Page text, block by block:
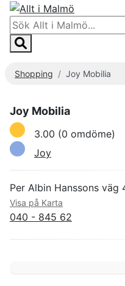
Shopping Joy Mobilia
Joy Mobilia
3.00 (0 omdöme)
Joy
Per Albin Hanssons väg
Visa på Karta
040 - 845 62